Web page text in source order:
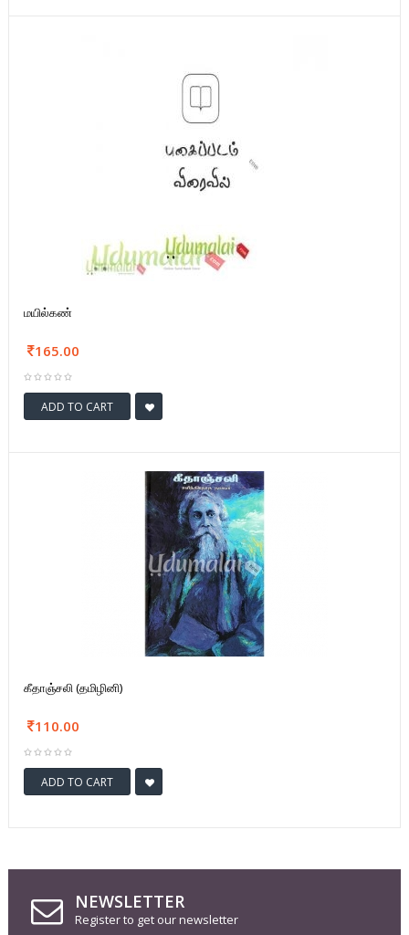
மயில்கண்
165.00
ADD TO CART
கீதாஞ்சலி (தமிழினி)
110.00
ADD TO CART
NEWSLETTER
Register to get our newsletter